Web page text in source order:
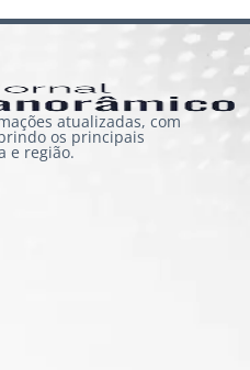
atualizadas, com
os principais
e região.